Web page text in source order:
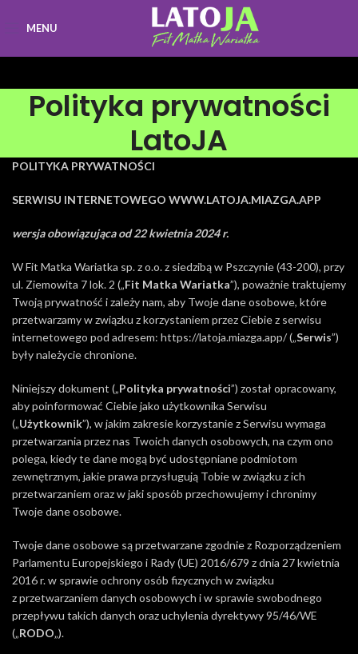
MENU
Polityka prywatności
LatoJA
POLITYKA PRYWATNOŚCI
SERWISU INTERNETOWEGO WWW.LATOJA.MIAZGA.APP
wersja obowiązująca od 22 kwietnia 2024 r.
W Fit Matka Wariatka sp. z o.o. z siedzibą w Pszczynie (43-200), przy
ul. Ziemowita 7 lok. 2 („Fit Matka Wariatka”), poważnie traktujemy
Twoją prywatność i zależy nam, aby Twoje dane osobowe, które
przetwarzamy w związku z korzystaniem przez Ciebie z serwisu
internetowego pod adresem: https://latoja.miazga.app/ („Serwis”)
były należycie chronione.
Niniejszy dokument („Polityka prywatności”) został opracowany,
aby poinformować Ciebie jako użytkownika Serwisu
(„Użytkownik”), w jakim zakresie korzystanie z Serwisu wymaga
przetwarzania przez nas Twoich danych osobowych, na czym ono
polega, kiedy te dane mogą być udostępniane podmiotom
zewnętrznym, jakie prawa przysługują Tobie w związku z ich
przetwarzaniem oraz w jaki sposób przechowujemy i chronimy
Twoje dane osobowe.
Twoje dane osobowe są przetwarzane zgodnie z Rozporządzeniem
Parlamentu Europejskiego i Rady (UE) 2016/679 z dnia 27 kwietnia
2016 r. w sprawie ochrony osób fizycznych w związku
z przetwarzaniem danych osobowych i w sprawie swobodnego
przepływu takich danych oraz uchylenia dyrektywy 95/46/WE
(„RODO„).